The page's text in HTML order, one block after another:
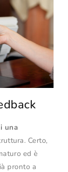
una
Certo,
ed è
pronto a